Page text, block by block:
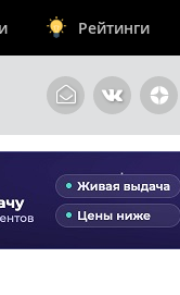
Рейтинги